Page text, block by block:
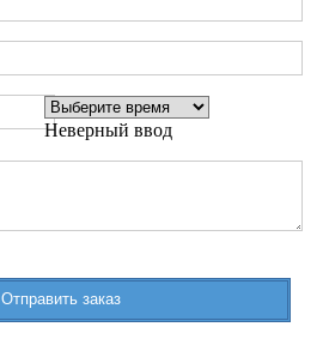
Неверный ввод
Отправить заказ